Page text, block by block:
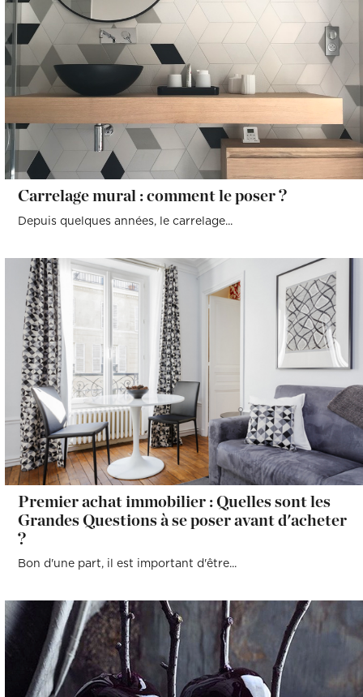
Carrelage mural : comment le poser ?
Depuis quelques années, le carrelage...
Premier achat immobilier : Quelles sont les
Grandes Questions à se poser avant d'acheter
?
Bon d'une part, il est important d'être...